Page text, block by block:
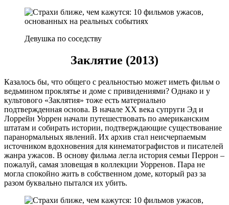
Девушка по соседству
Заклятие (2013)
Казалось бы, что общего с реальностью может иметь фильм о
ведьмином проклятье и доме с привидениями? Однако и у
культового «Заклятия» тоже есть материально
подтвержденная основа. В начале XX века супруги Эд и
Лоррейн Уоррен начали путешествовать по американским
штатам и собирать истории, подтверждающие существование
паранормальных явлений. Их архив стал неисчерпаемым
источником вдохновения для кинематографистов и писателей
жанра ужасов. В основу фильма легла история семьи Перрон –
пожалуй, самая зловещая в коллекции Уорренов. Пара не
могла спокойно жить в собственном доме, который раз за
разом буквально пытался их убить.